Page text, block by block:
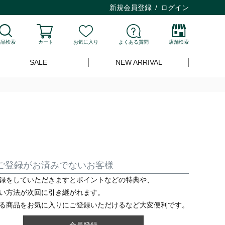
新規会員登録 ログイン
検索 カート お気に入り よくある質問 店舗検索
SALE NEW ARRIVAL
登録がお済みでないお客様
をしていただきますとポイントなどの特典や、
方法が次回に引き継がれます。
商品をお気に入りにご登録いただけるなど大変便利です。